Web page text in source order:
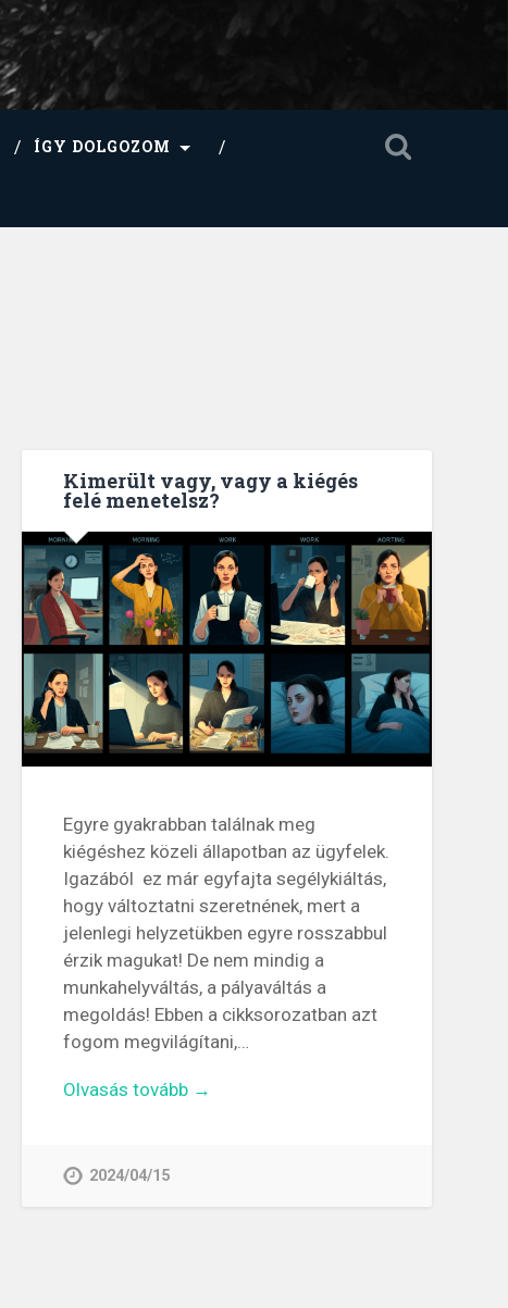
ÍGY DOLGOZOM
Kimerült vagy, vagy a kiégés
felé menetelsz?
Egyre gyakrabban találnak meg
kiégéshez közeli állapotban az ügyfelek.
Igazából ez már egyfajta segélykiáltás,
hogy változtatni szeretnének, mert a
jelenlegi helyzetükben egyre rosszabbul
érzik magukat! De nem mindig a
munkahelyváltás, a pályaváltás a
megoldás! Ebben a cikksorozatban azt
fogom megvilágítani,…
Olvasás tovább →
2024/04/15